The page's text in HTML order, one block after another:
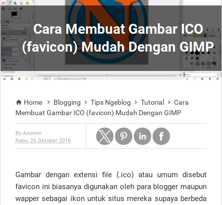
Cara Membuat Gambar ICO
(favicon) Mudah Dengan GIMP
 Home  Blogging  Tips Ngeblog  Tutorial  Cara
Membuat Gambar ICO (favicon) Mudah Dengan GIMP
By Anonim
Rabu, 26 Oktober 2016
Gambar dengan extensi file (.ico) atau umum disebut
favicon ini biasanya digunakan oleh para blogger maupun
wapper sebagai ikon untuk situs mereka supaya berbeda